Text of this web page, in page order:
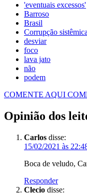
'eventuais excessos'
Barroso
Brasil
Corrupção sistêmica
desviar
foco
lava jato
não
podem
COMENTE AQUI
Opinião dos
Carlos disse:
15/02/2021 às
Boca de veludo,
Responder
Clecio disse: